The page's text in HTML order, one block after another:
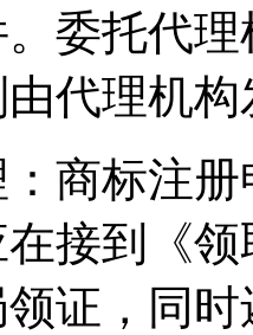
委托代
代理机
商标注
接到《
证，同